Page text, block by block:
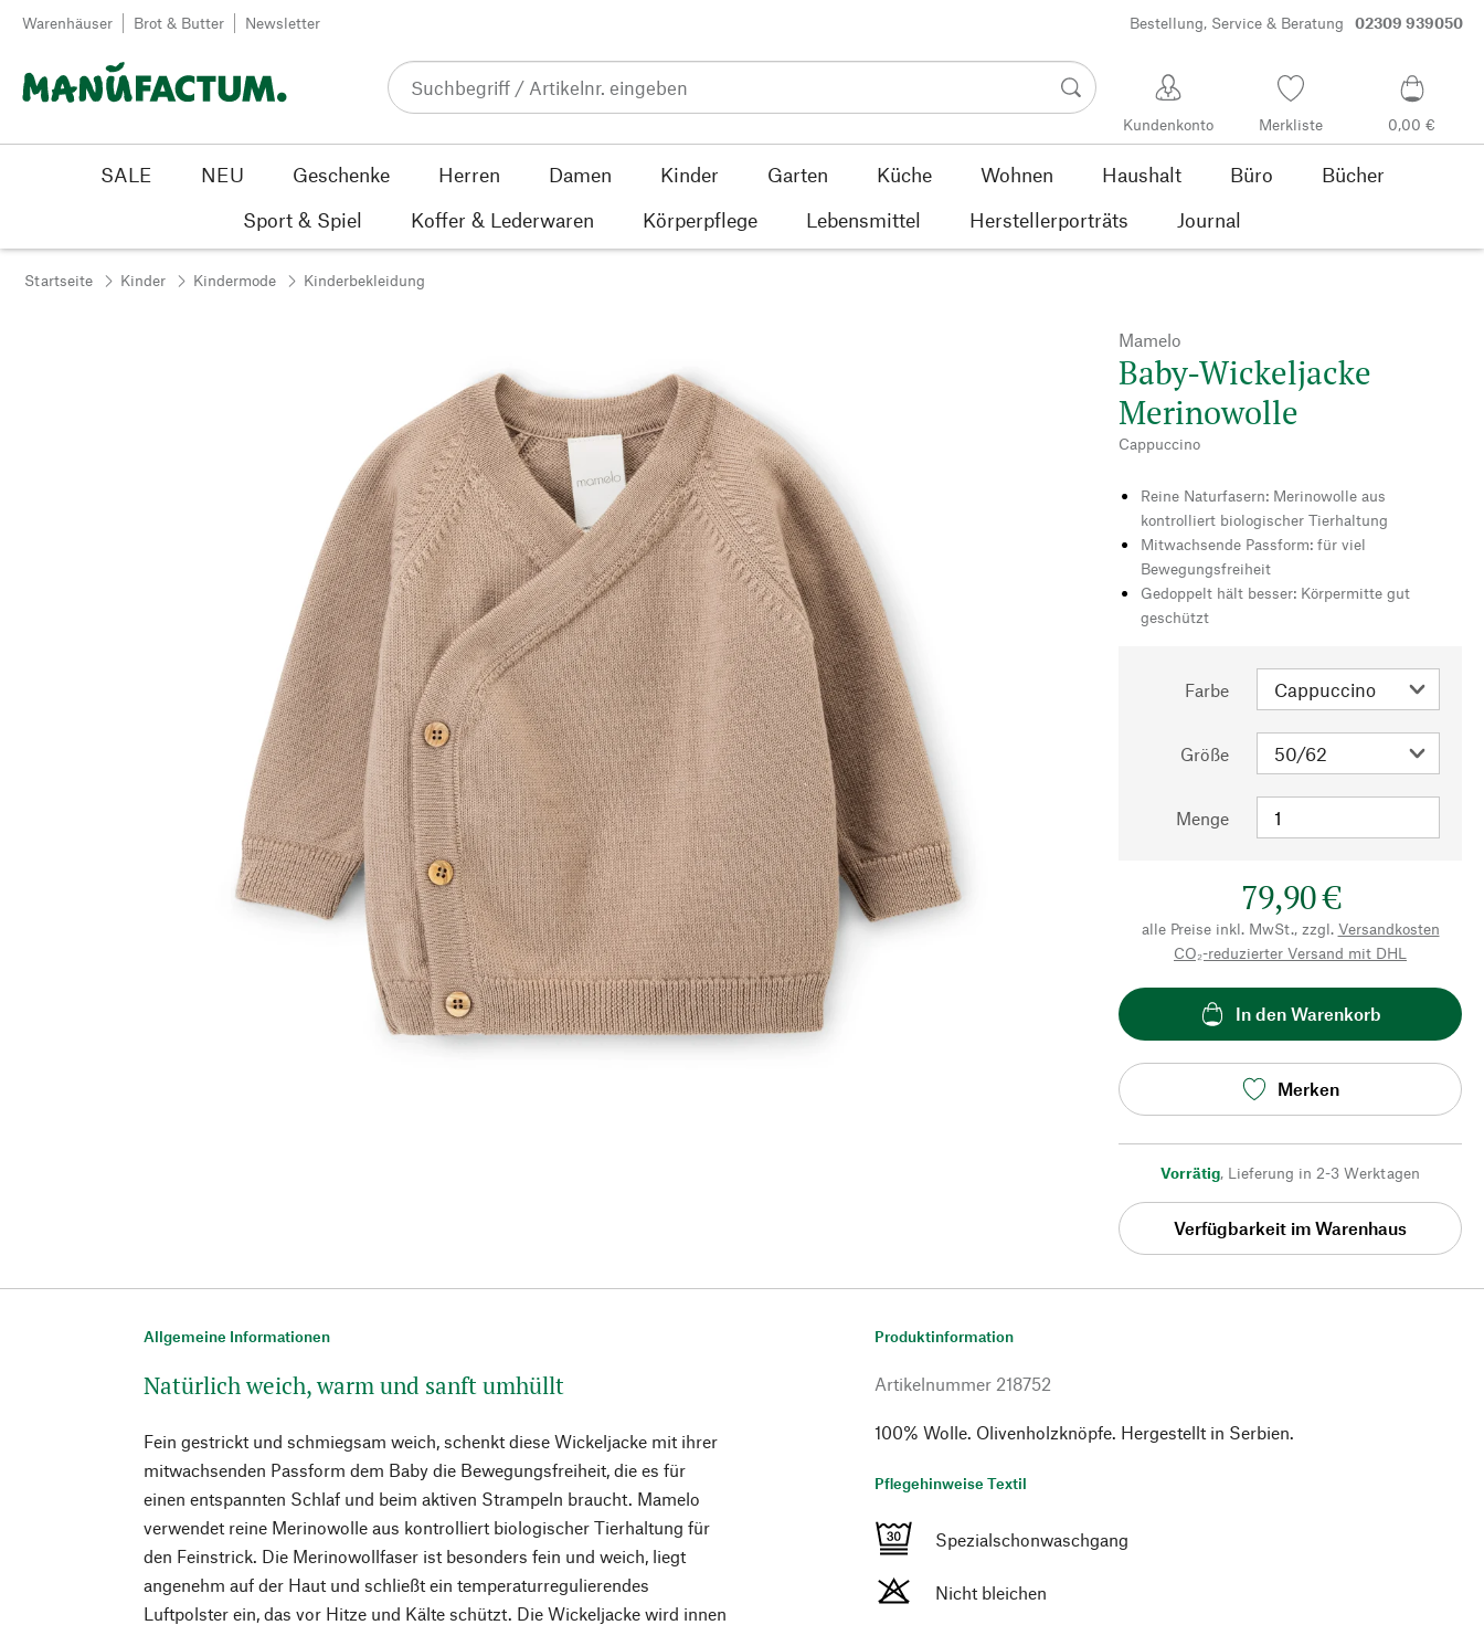
Zum Inhalt springen
Warenhäuser Brot & Butter Newsletter Bestellung, Service & Beratung 02309 939050
Kundenkonto Merkliste 0,00 €
SALE NEU Geschenke Herren Damen Kinder Garten Küche Wohnen Haushalt Büro
Bücher
Sport & Spiel
Koffer & Lederwaren Körperpflege Lebensmittel Herstellerporträts Journal
Startseite Kinder Kindermode Kinderbekleidung
Mamelo
Baby-Wickeljacke
Merinowolle
Cappuccino
Reine Naturfasern: Merinowolle aus
kontrolliert biologischer Tierhaltung
Mitwachsende Passform: für viel
Bewegungsfreiheit
Gedoppelt hält besser: Körpermitte gut
geschützt
Farbe
Größe
Menge
79,90 €
alle Preise inkl. MwSt., zzgl. Versandkosten
CO₂-reduzierter Versand mit DHL
In den Warenkorb
Merken
Vorrätig, Lieferung in 2-3 Werktagen
Verfügbarkeit im Warenhaus
Allgemeine Informationen
Natürlich weich, warm und sanft umhüllt
Fein gestrickt und schmiegsam weich, schenkt diese Wickeljacke mit ihrer
mitwachsenden Passform dem Baby die Bewegungsfreiheit, die es für
einen entspannten Schlaf und beim aktiven Strampeln braucht. Mamelo
verwendet reine Merinowolle aus kontrolliert biologischer Tierhaltung für
den Feinstrick. Die Merinowollfaser ist besonders fein und weich, liegt
angenehm auf der Haut und schließt ein temperaturregulierendes
Luftpolster ein, das vor Hitze und Kälte schützt. Die Wickeljacke wird innen
Produktinformation
Artikelnummer 218752
100% Wolle. Olivenholzknöpfe. Hergestellt in Serbien.
Pflegehinweise Textil
Spezialschonwaschgang
Nicht bleichen